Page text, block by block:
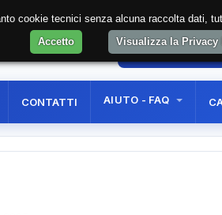
AREA RISERVATA
CONTATTI AIUTO - FAQ
cookie tecnici senza alcuna raccolta dati,
Accetto
Visualizza la Privacy